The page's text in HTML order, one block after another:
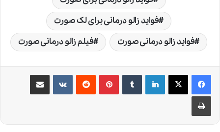
فواید زالو درمانی برای لک صورت
فواید زالو درمانی صورت
فیلم زالو درمانی صورت
لینکدین ‫تامبلر ‫پین‌ترست‫رددیت ‫VKontakteاشتراک گذاری از طریق ایمیل
چاپ